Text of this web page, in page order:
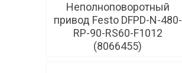
Неполноповоротный
привод Festo DFPD-N-480-
RP-90-RS60-F1012
(8066455)